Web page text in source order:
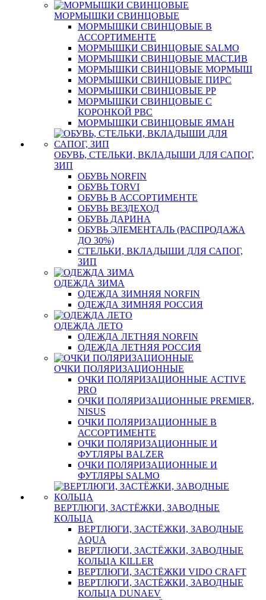
МОРМЫШКИ СВИНЦОВЫЕ
МОРМЫШКИ СВИНЦОВЫЕ В
АССОРТИМЕНТЕ
МОРМЫШКИ СВИНЦОВЫЕ SALMO
МОРМЫШКИ СВИНЦОВЫЕ МАСТ.ИВ
МОРМЫШКИ СВИНЦОВЫЕ МОРМЫШ
МОРМЫШКИ СВИНЦОВЫЕ ПИРС
МОРМЫШКИ СВИНЦОВЫЕ РР
МОРМЫШКИ СВИНЦОВЫЕ С
КОРОНКОЙ РВС
МОРМЫШКИ СВИНЦОВЫЕ ЯМАН
ОБУВЬ, СТЕЛЬКИ, ВКЛАДЫШИ ДЛЯ САПОГ,
ЗИП
ОБУВЬ NORFIN
ОБУВЬ TORVI
ОБУВЬ В АССОРТИМЕНТЕ
ОБУВЬ ВЕЗДЕХОД
ОБУВЬ ДАРИНА
ОБУВЬ ЭЛЕМЕНТАЛЬ (РАСПРОДАЖА
ДО 30%)
СТЕЛЬКИ, ВКЛАДЫШИ ДЛЯ САПОГ,
ЗИП
ОДЕЖДА ЗИМА
ОДЕЖДА ЗИМНЯЯ NORFIN
ОДЕЖДА ЗИМНЯЯ РОССИЯ
ОДЕЖДА ЛЕТО
ОДЕЖДА ЛЕТНЯЯ NORFIN
ОДЕЖДА ЛЕТНЯЯ РОССИЯ
ОЧКИ ПОЛЯРИЗАЦИОННЫЕ
ОЧКИ ПОЛЯРИЗАЦИОННЫЕ ACTIVE
PRO
ОЧКИ ПОЛЯРИЗАЦИОННЫЕ PREMIER,
NISUS
ОЧКИ ПОЛЯРИЗАЦИОННЫЕ В
АССОРТИМЕНТЕ
ОЧКИ ПОЛЯРИЗАЦИОННЫЕ И
ФУТЛЯРЫ BALZER
ОЧКИ ПОЛЯРИЗАЦИОННЫЕ И
ФУТЛЯРЫ SALMO
ВЕРТЛЮГИ, ЗАСТЁЖКИ, ЗАВОДНЫЕ
КОЛЬЦА
ВЕРТЛЮГИ, ЗАСТЁЖКИ, ЗАВОДНЫЕ
AQUA
ВЕРТЛЮГИ, ЗАСТЁЖКИ, ЗАВОДНЫЕ
КОЛЬЦА KILLER
ВЕРТЛЮГИ, ЗАСТЁЖКИ VIDO CRAFT
ВЕРТЛЮГИ, ЗАСТЁЖКИ, ЗАВОДНЫЕ
КОЛЬЦА DUNAEV